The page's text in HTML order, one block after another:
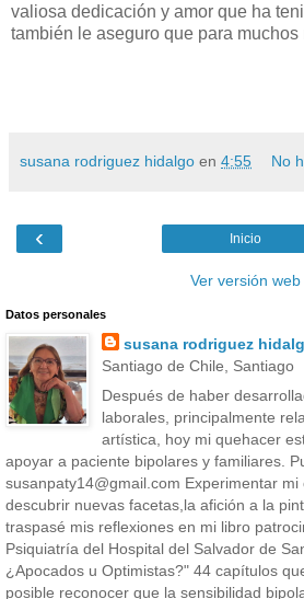
valiosa dedicación y amor que ha
también le aseguro que para muchos
susana rodriguez hidalgo en 4:55 No
‹ Inicio
Ver versión web
Datos personales
susana rodriguez
Santiago de Chile, Santiago
Después de haber
laborales, principalmente
artística, hoy mi quehacer
apoyar a paciente bipolares y familiares.
susanpaty14@gmail.com Experimentar
descubrir nuevas facetas,la afición a la
traspasé mis reflexiones en mi libro
Psiquiatría del Hospital del Salvador de
¿Apocados u Optimistas?" 44 capítulos
posible reconocer que la sensibilidad